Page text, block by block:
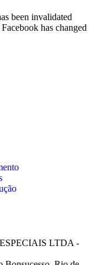
been invalidated
has changed
LTDA -